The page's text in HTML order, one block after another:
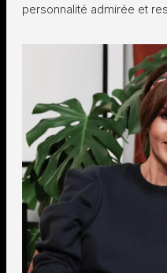
personnalité admirée et